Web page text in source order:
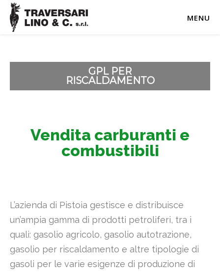
MENU
GPL PER
RISCALDAMENTO
Vendita carburanti e
combustibili
L’azienda di Pistoia gestisce e distribuisce
un’ampia gamma di prodotti petroliferi, tra i
quali: gasolio agricolo, gasolio autotrazione,
gasolio per riscaldamento e altre tipologie di
gasoli per le varie esigenze di produzione di